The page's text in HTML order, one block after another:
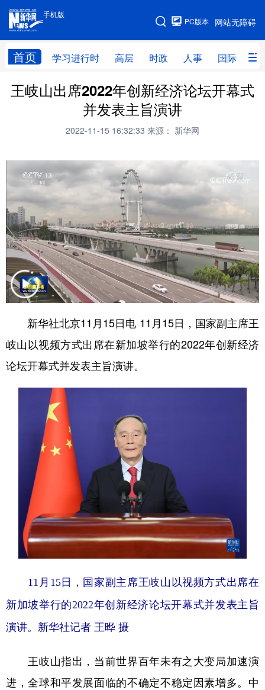
手机版
网站无障碍
PC版本
首页 学习进行时 高层 时政 人事 国际 财
手机版
网站地图
学习进行时 高层 时政 人事
财经 网评
全球连线
科技 科创 量子 体育
文化 健康
访谈 政务
法律 中央文件 金融 汽车
食品 人居 信息化 数字经济
学术中国 乡村振兴 银龄 溯源中国
彩票 娱乐 时尚 悦读
公益 一带一路
文化产业
地方频道
北京
辽宁
山东 河南 湖北 湖南
广东 广西 海南 重庆
四川 贵州 云南 西藏
陕西 甘肃 青海 宁夏
新疆 内蒙古
多语种频道
王岐山出席2022年创新经济论坛开幕式
并发表主旨演讲
2022-11-15 16:32:33 来源： 新华网
新华社北京11月15日电 11月15日，国家副主席王
岐山以视频方式出席在新加坡举行的2022年创新经济
论坛开幕式并发表主旨演讲。
11月15日，国家副主席王岐山以视频方式出席在
新加坡举行的2022年创新经济论坛开幕式并发表主旨
演讲。新华社记者 王晔 摄
王岐山指出，当前世界百年未有之大变局加速演
进，全球和平发展面临的不确定不稳定因素增多。中